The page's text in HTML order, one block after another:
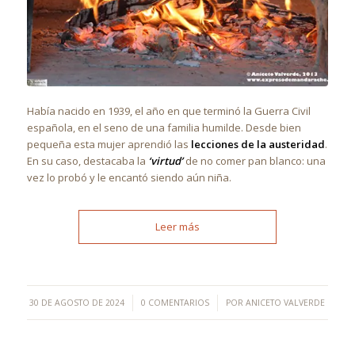
Había nacido en 1939, el año en que terminó la Guerra Civil
española, en el seno de una familia humilde. Desde bien
pequeña esta mujer aprendió las lecciones de la austeridad.
En su caso, destacaba la ‘virtud’de no comer pan blanco: una
vez lo probó y le encantó siendo aún niña.
Leer más
30 DE AGOSTO DE 2024
/ 0 COMENTARIOS
/ PORANICETO VALVERDE